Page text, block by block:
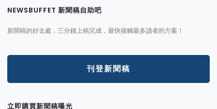
NEWSBUFFET 新聞稿自助吧
新聞稿的好去處，三分鐘上稿完成，最快接觸最多讀者的方案！
刊登新聞稿
立即購買新聞稿曝光